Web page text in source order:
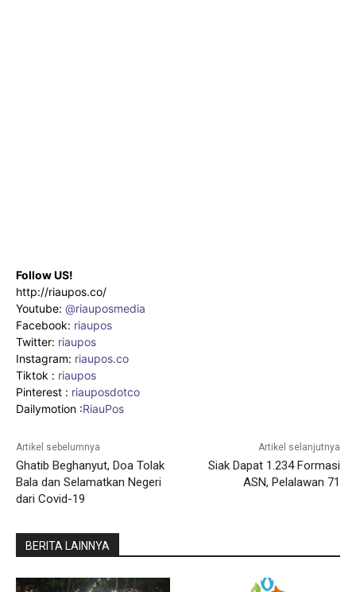
Follow US!
http://riaupos.co/
Youtube: @riauposmedia
Facebook: riaupos
Twitter: riaupos
Instagram: riaupos.co
Tiktok : riaupos
Pinterest : riauposdotco
Dailymotion :RiauPos
Artikel sebelumnya
Ghatib Beghanyut, Doa Tolak
Bala dan Selamatkan Negeri
dari Covid-19
Artikel selanjutnya
Siak Dapat 1.234 Formasi
ASN, Pelalawan 71
BERITA LAINNYA